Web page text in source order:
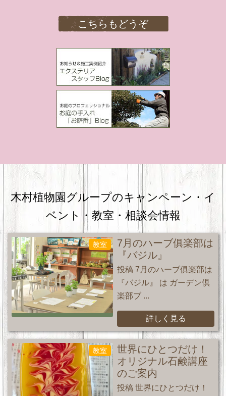
こちらもどうぞ
木村植物園グループのキャンペーン・ イ
ベント・教室・相談会情報
教室
7月のハーブ俱楽部は
『バジル』
投稿 7月のハーブ俱楽部は
『バジル』 は ガーデン倶
楽部ブ ...
詳しく見る
教室
世界にひとつだけ！
オリジナル石鹸講座
のご案内
投稿 世界にひとつだけ！